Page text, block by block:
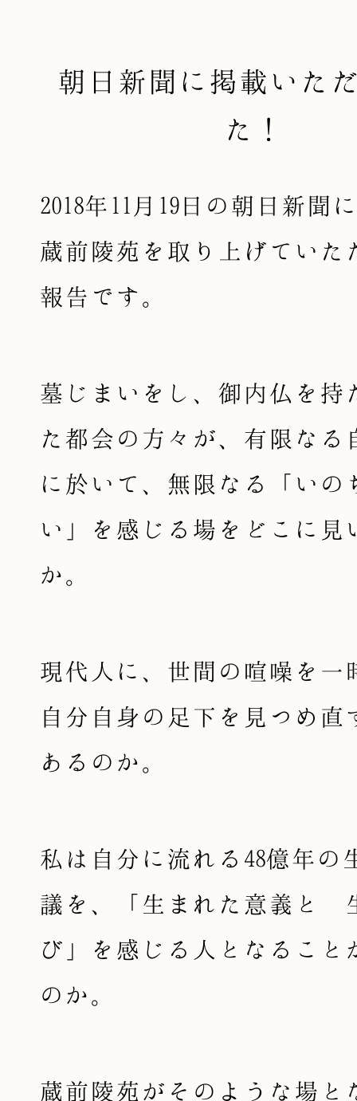
朝日新聞に掲載いた
た！
2018年11月19日の朝日新聞
蔵前陵苑を取り上げていた
報告です。
墓じまいをし、御内仏を持
た都会の方々が、有限なる
に於いて、無限なる「いの
い」を感じる場をどこに見
か。
現代人に、世間の喧噪を一
自分自身の足下を見つめ直
あるのか。
私は自分に流れる48億年の
議を、「生まれた意義と
び」を感じる人となること
のか。
蔵前陵苑がそのような場と